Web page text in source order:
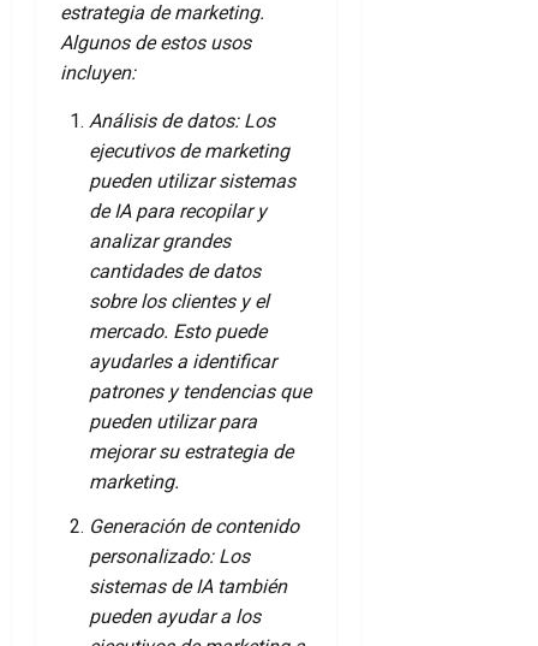
estrategia de marketing.
Algunos de estos usos
incluyen:
Análisis de datos: Los
ejecutivos de marketing
pueden utilizar sistemas
de IA para recopilar y
analizar grandes
cantidades de datos
sobre los clientes y el
mercado. Esto puede
ayudarles a identificar
patrones y tendencias que
pueden utilizar para
mejorar su estrategia de
marketing.
Generación de contenido
personalizado: Los
sistemas de IA también
pueden ayudar a los